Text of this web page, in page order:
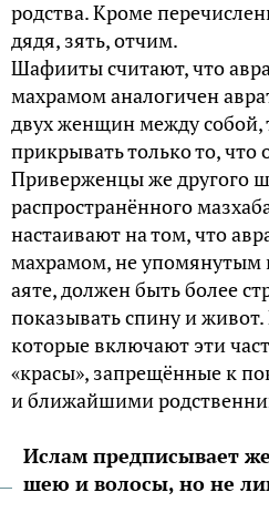
родства. Кроме
дядя, зять, отчим.
Шафииты считают, что
махрамом аналогичен
двух женщин между собой,
прикрывать только то, что
Приверженцы же другого
распространённого
настаивают на том, что
махрамом, не
аяте, должен быть более
показывать спину и живот.
которые включают эти
«красы», запрещённые к
и ближайшими
Ислам предписывает
шею и волосы, но не